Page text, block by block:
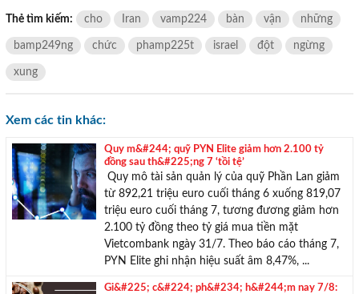
Thẻ tìm kiếm: cho Iran vamp224 bàn vận những
bamp249ng chức phamp225t israel đột ngừng
xung
Xem các tin khác:
Quy m&#244; quỹ PYN Elite giảm hơn 2.100 tỷ
đồng sau th&#225;ng 7 ‘tồi tệ’
Quy mô tài sản quản lý của quỹ Phần Lan giảm
từ 892,21 triệu euro cuối tháng 6 xuống 819,07
triệu euro cuối tháng 7, tương đương giảm hơn
2.100 tỷ đồng theo tỷ giá mua tiền mặt
Vietcombank ngày 31/7. Theo báo cáo tháng 7,
PYN Elite ghi nhận hiệu suất âm 8,47%, ...
Gi&#225; c&#224; ph&#234; h&#244;m nay 7/8: